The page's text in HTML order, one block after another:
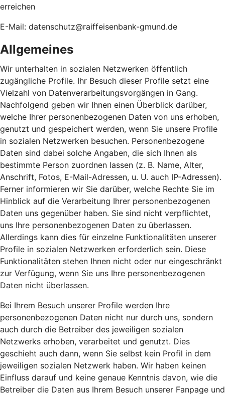
erreichen
E-Mail: datenschutz@raiffeisenbank-gmund.de
Allgemeines
Wir unterhalten in sozialen Netzwerken öffentlich
zugängliche Profile. Ihr Besuch dieser Profile setzt eine
Vielzahl von Datenverarbeitungsvorgängen in Gang.
Nachfolgend geben wir Ihnen einen Überblick darüber,
welche Ihrer personenbezogenen Daten von uns erhoben,
genutzt und gespeichert werden, wenn Sie unsere Profile
in sozialen Netzwerken besuchen. Personenbezogene
Daten sind dabei solche Angaben, die sich Ihnen als
bestimmte Person zuordnen lassen (z. B. Name, Alter,
Anschrift, Fotos, E-Mail-Adressen, u. U. auch IP-Adressen).
Ferner informieren wir Sie darüber, welche Rechte Sie im
Hinblick auf die Verarbeitung Ihrer personenbezogenen
Daten uns gegenüber haben. Sie sind nicht verpflichtet,
uns Ihre personenbezogenen Daten zu überlassen.
Allerdings kann dies für einzelne Funktionalitäten unserer
Profile in sozialen Netzwerken erforderlich sein. Diese
Funktionalitäten stehen Ihnen nicht oder nur eingeschränkt
zur Verfügung, wenn Sie uns Ihre personenbezogenen
Daten nicht überlassen.
Bei Ihrem Besuch unserer Profile werden Ihre
personenbezogenen Daten nicht nur durch uns, sondern
auch durch die Betreiber des jeweiligen sozialen
Netzwerks erhoben, verarbeitet und genutzt. Dies
geschieht auch dann, wenn Sie selbst kein Profil in dem
jeweiligen sozialen Netzwerk haben. Wir haben keinen
Einfluss darauf und keine genaue Kenntnis davon, wie die
Betreiber die Daten aus Ihrem Besuch unserer Fanpage und